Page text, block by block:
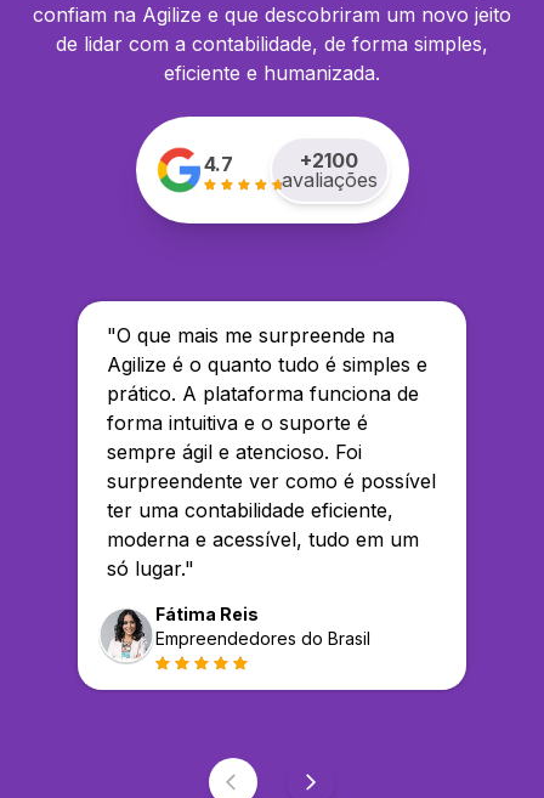
confiam na Agilize e que descobriram um novo jeito
de lidar com a contabilidade, de forma simples,
eficiente e humanizada.
4.7 +2100
avaliações
"O que mais me surpreende na
Agilize é o quanto tudo é simples e
prático. A plataforma funciona de
forma intuitiva e o suporte é
sempre ágil e atencioso. Foi
surpreendente ver como é possível
ter uma contabilidade eficiente,
moderna e acessível, tudo em um
só lugar."
Fátima Reis
Empreendedores do Brasil